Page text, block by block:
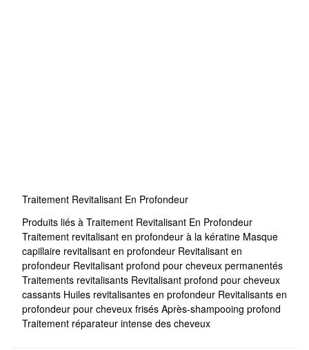
Traitement Revitalisant En Profondeur
Produits liés à Traitement Revitalisant En Profondeur
Traitement revitalisant en profondeur à la kératine Masque
capillaire revitalisant en profondeur Revitalisant en
profondeur Revitalisant profond pour cheveux permanentés
Traitements revitalisants Revitalisant profond pour cheveux
cassants Huiles revitalisantes en profondeur Revitalisants en
profondeur pour cheveux frisés Après-shampooing profond
Traitement réparateur intense des cheveux